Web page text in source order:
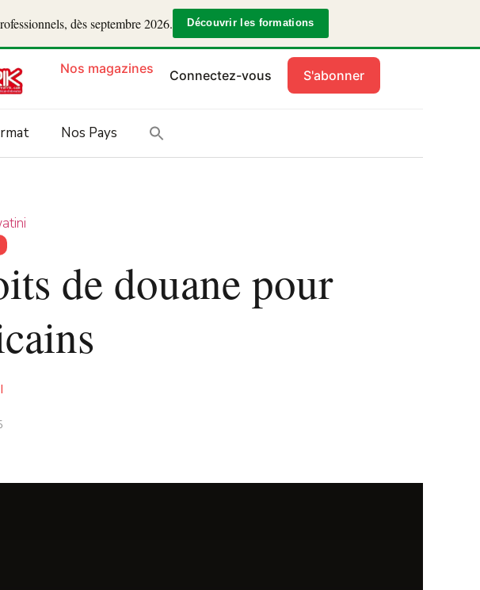
dès septembre 2026. Découvrir les formations
Nos magazines Connectez-vous S'abonner
Nos Pays
de douane pour